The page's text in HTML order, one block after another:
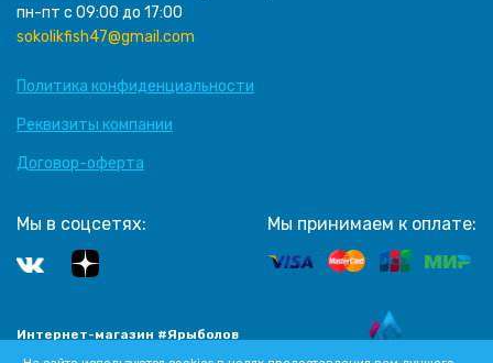
пн-пт с 09:00 до 17:00
sokolikfish47@gmail.com
Политика конфиденциальности
Реквизиты компании
Договор-оферта
Мы в соцсетях: Мы принимаем к оплате:
Интернет-магазин #Ярыболов
2012-2026 Все права защищены